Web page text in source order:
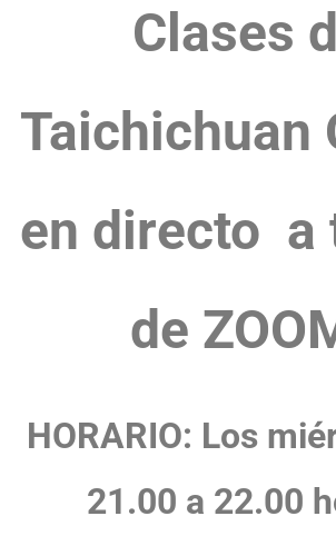
Clases
Taichichuan
en directo a
de
HORARIO: Los
21.00 a 22.00